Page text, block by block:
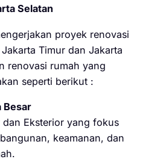
Selatan
proyek renovasi
Timur dan Jakarta
renovasi rumah yang
seperti berikut :
Besar
dan Eksterior yang fokus
keamanan, dan